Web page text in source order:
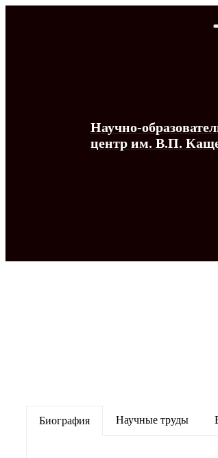
Научно-
центр им. В.П.
Биография Научные труды